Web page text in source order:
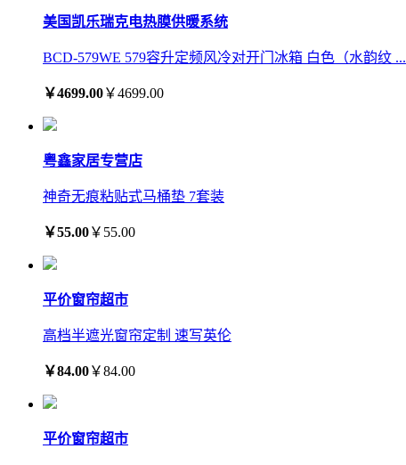
美国凯乐瑞克电热膜供暖系统
BCD-579WE 579容升定频风冷对开门冰箱 白色（水韵纹 ...
￥4699.00￥4699.00
粤鑫家居专营店
神奇无痕粘贴式马桶垫 7套装
￥55.00￥55.00
平价窗帘超市
高档半遮光窗帘定制 速写英伦
￥84.00￥84.00
平价窗帘超市